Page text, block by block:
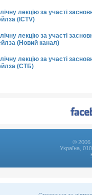
лекцію за участі
(ICTV)
лекцію за участі
(Новий канал)
лекцію за участі
(СТБ)
© 2006
Україна,